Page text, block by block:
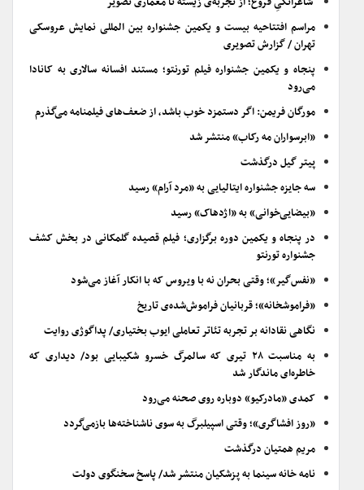
مراسم افتتاحیه بیست و یکمین جشنواره بین المللی نمایش عروسکی
تهران / گزارش تصویری
پنجاه و یکمین جشنواره فیلم تورنتو؛ مستند افسانه سالاری به کانادا
می‌رود
مورگان فریمن: اگر دستمزد خوب باشد، از ضعف‌های فیلمنامه می‌گذرم
«ابرسواران مه رکاب» منتشر شد
پیتر گیل درگذشت
سه جایزه جشنواره ایتالیایی به «مرد آرام» رسید
«بیضایی‌خوانی» به «اژدهاک» رسید
در پنجاه و یکمین دوره برگزاری؛ فیلم قصیده گلمکانی در بخش کشف
جشنواره تورنتو
«نفس‌گیر»؛ وقتی بحران نه با ویروس که با انکار آغاز می‌شود
«فراموشخانه»؛ قربانیان فراموش‌شده‌ی تاریخ
نگاهی نقادانه بر تجربه تئاتر تعاملی ایوب بختیاری/ پداگوژی روایت
به مناسبت ۲۸ تیری که سالمرگ خسرو شکیبایی بود/ دیداری که
خاطره‌ای ماندگار شد
کمدی «مادرکیو» دوباره روی صحنه می‌رود
«روز افشاگری»؛ وقتی اسپیلبرگ به سوی ناشناخته‌ها بازمی‌گردد
مریم همتیان درگذشت
نامه خانه سینما به پزشکیان منتشر شد/ پاسخ سخنگوی دولت